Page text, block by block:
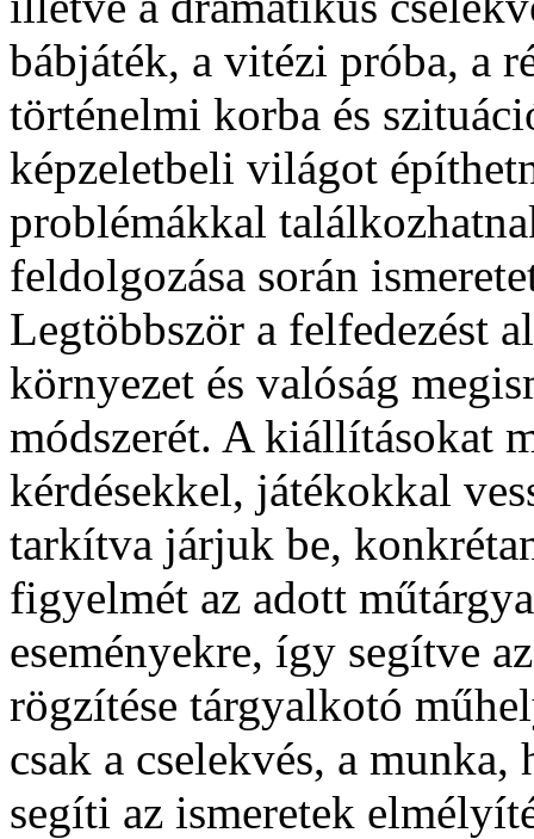
bábjáték, a vitézi próba, a
történelmi korba és
képzeletbeli világot
problémákkal
feldolgozása során
Legtöbbször a felfedezést
környezet és valóság
módszerét. A kiállításokat
kérdésekkel, játékokkal
tarkítva járjuk be,
figyelmét az adott
eseményekre, így segítve
rögzítése tárgyalkotó
csak a cselekvés, a
segíti az ismeretek